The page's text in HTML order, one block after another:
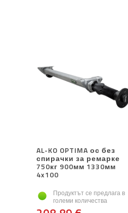
AL-KO OPTIMA ос без
спирачки за ремарке
750кг 900мм 1330мм
4x100
Продуктът се предлага в
големи количества